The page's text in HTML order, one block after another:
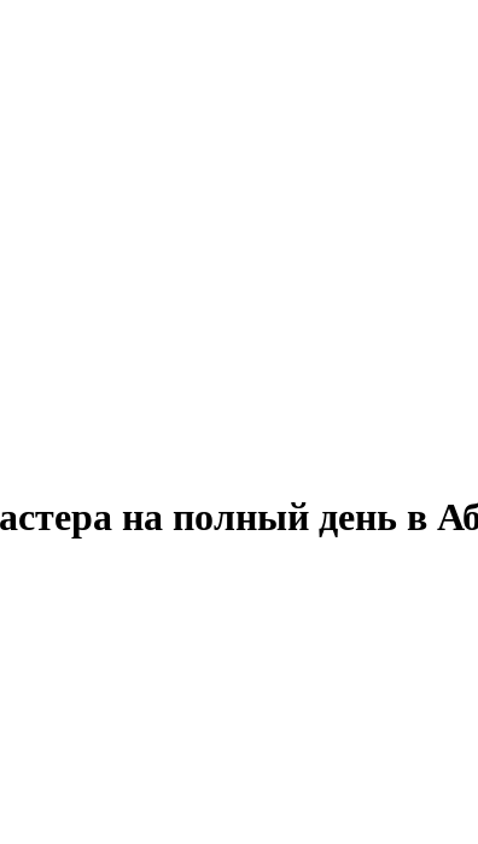
на полный день в